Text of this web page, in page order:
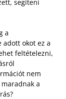
segíteni
a
adott okot ez a
feltételezni,
nem
a